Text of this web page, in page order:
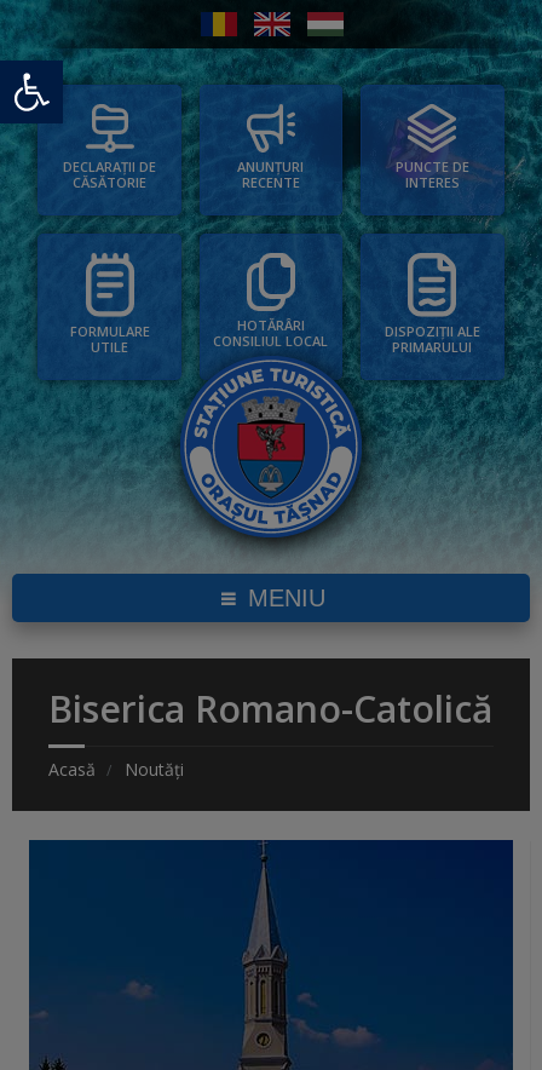
Deschide bara de unelte
DECLARAȚII DE
CĂSĂTORIE
ANUNȚURI
RECENTE
PUNCTE DE
INTERES
FORMULARE
UTILE
HOTĂRÂRI
CONSILIUL LOCAL
DISPOZIȚII ALE
PRIMARULUI
MENIU
Biserica Romano-Catolică
Acasă Noutăți